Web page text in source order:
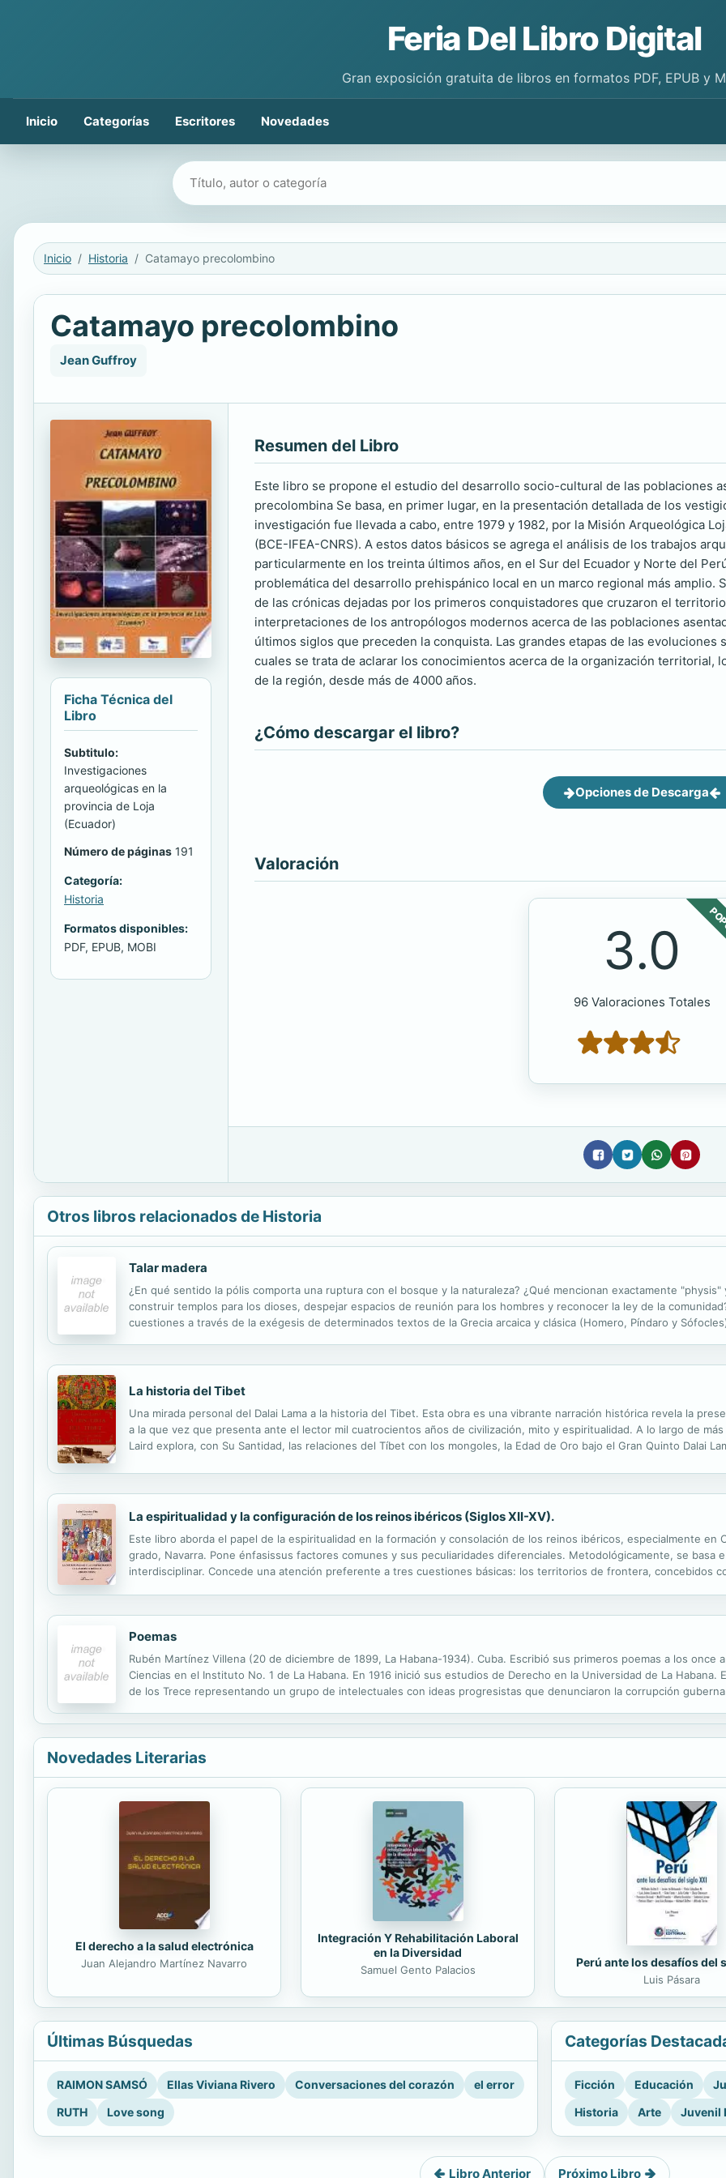
Feria Del Libro Digital
Gran exposición gratuita de libros en formatos PDF, EPUB y
Inicio Categorías Escritores Novedades
Buscar libros
Inicio Historia Catamayo precolombino
Catamayo precolombino
Jean Guffroy
Ficha Técnica del
Libro
Subtitulo:
Investigaciones
arqueológicas en la
provincia de Loja
(Ecuador)
Número de páginas 191
Categoría:
Historia
Formatos disponibles:
PDF, EPUB, MOBI
Resumen del Libro
Este libro se propone el estudio del desarrollo socio-cultural de las poblaciones
precolombina Se basa, en primer lugar, en la presentación detallada de los
investigación fue llevada a cabo, entre 1979 y 1982, por la Misión Arqueológica
(BCE-IFEA-CNRS). A estos datos básicos se agrega el análisis de los trabajos
particularmente en los treinta últimos años, en el Sur del Ecuador y Norte del
problemática del desarrollo prehispánico local en un marco regional más
de las crónicas dejadas por los primeros conquistadores que cruzaron el
interpretaciones de los antropólogos modernos acerca de las poblaciones
últimos siglos que preceden la conquista. Las grandes etapas de las
cuales se trata de aclarar los conocimientos acerca de la organización territorial,
de la región, desde más de 4000 años.
¿Cómo descargar el libro?
Opciones de Descarga
Valoración
3.0
96 Valoraciones Totales
Otros libros relacionados de Historia
Talar madera
¿En qué sentido la pólis comporta una ruptura con el bosque y la naturaleza? ¿Qué mencionan exactamente
construir templos para los dioses, despejar espacios de reunión para los hombres y reconocer la ley de la
cuestiones a través de la exégesis de determinados textos de la Grecia arcaica y clásica (Homero, Píndaro y
La historia del Tibet
Una mirada personal del Dalai Lama a la historia del Tibet. Esta obra es una vibrante narración histórica revela la
a la que vez que presenta ante el lector mil cuatrocientos años de civilización, mito y espiritualidad. A lo largo de
Laird explora, con Su Santidad, las relaciones del Tíbet con los mongoles, la Edad de Oro bajo el Gran Quinto Dalai
La espiritualidad y la configuración de los reinos ibéricos (Siglos XII-XV).
Este libro aborda el papel de la espiritualidad en la formación y consolación de los reinos ibéricos, especialmente en
grado, Navarra. Pone énfasissus factores comunes y sus peculiaridades diferenciales. Metodológicamente, se basa
interdisciplinar. Concede una atención preferente a tres cuestiones básicas: los territorios de frontera, concebidos
Poemas
Rubén Martínez Villena (20 de diciembre de 1899, La Habana-1934). Cuba. Escribió sus primeros poemas a los once
Ciencias en el Instituto No. 1 de La Habana. En 1916 inició sus estudios de Derecho en la Universidad de La Habana.
de los Trece representando un grupo de intelectuales con ideas progresistas que denunciaron la corrupción
Novedades Literarias
El derecho a la salud electrónica
Juan Alejandro Martínez Navarro
Integración Y Rehabilitación Laboral
en la Diversidad
Samuel Gento Palacios
Perú ante los desafíos del
Luis Pásara
Últimas Búsquedas
RAIMON SAMSÓ Ellas Viviana Rivero Conversaciones del corazón
el error
RUTH
Love song
Categorías
Ficción Educación
Historia
Arte Juvenil
Libro Anterior Próximo Libro